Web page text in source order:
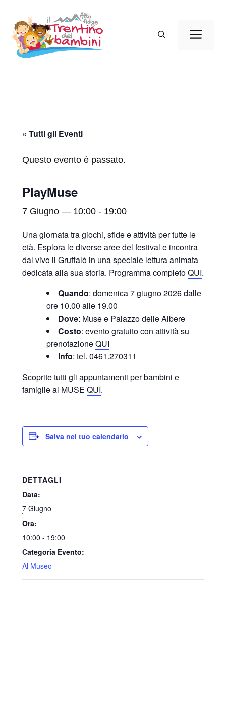
contenuto
« Tutti gli Eventi
Questo evento è passato.
PlayMuse
7 Giugno — 10:00 - 19:00
Una giornata tra giochi, sfide e attività per tutte le
età. Esplora le diverse aree del festival e incontra
dal vivo il Gruffalò in una speciale lettura animata
dedicata alla sua storia. Programma completoQUI.
Quando: domenica 7 giugno 2026 dalle
ore 10.00 alle 19.00
Dove: Muse e Palazzo delle Albere
Costo: evento gratuito con attività su
prenotazioneQUI
Info: tel. 0461.270311
Scoprite tutti gli appuntamenti per bambini e
famiglie al MUSE QUI.
Salva nel tuo calendario
DETTAGLI
Data:
7 Giugno
Ora:
10:00 - 19:00
Categoria Evento:
Al Museo